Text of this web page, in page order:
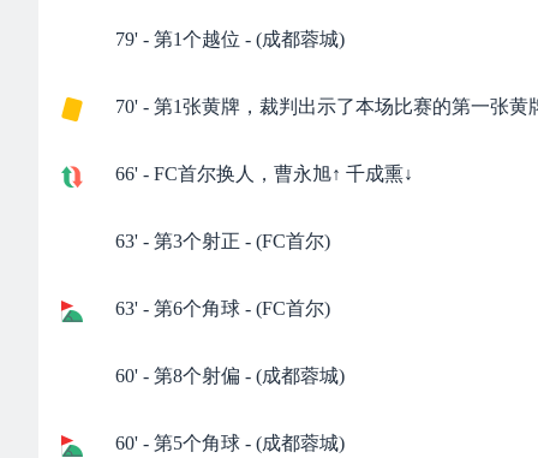
79' - 第1个越位 - (成都蓉城)
70' - 第1张黄牌，裁判出示了本场比赛的第一张黄
66' - FC首尔换人，曹永旭↑ 千成熏↓
63' - 第3个射正 - (FC首尔)
63' - 第6个角球 - (FC首尔)
60' - 第8个射偏 - (成都蓉城)
60' - 第5个角球 - (成都蓉城)